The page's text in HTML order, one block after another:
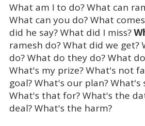
What am I to do? What can
What can you do? What
did he say? What did I miss?
ramesh do? What did we get?
do? What do they do? What
What's my prize? What's not
goal? What's our plan? What's
What's that for? What's the
deal? What's the harm?